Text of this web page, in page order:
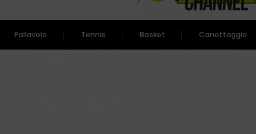
Pallavolo Tennis Basket Canottaggio